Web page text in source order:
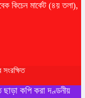
কিচেন মার্কেট (৪য় তলা),
সংরক্ষিত
কপি করা দণ্ডনীয়